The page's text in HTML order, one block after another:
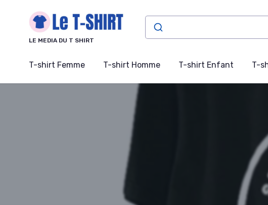
LE MEDIA DU T SHIRT
T-shirt Femme T-shirt Homme T-shirt Enfant T-